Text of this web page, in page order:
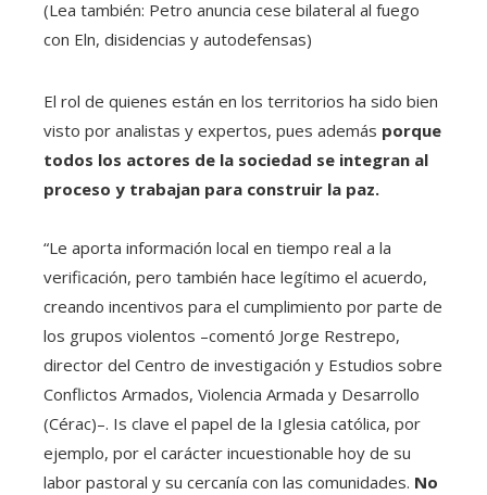
(Lea también: Petro anuncia cese bilateral al fuego
con Eln, disidencias y autodefensas)
El rol de quienes están en los territorios ha sido bien
visto por analistas y expertos, pues además porque
todos los actores de la sociedad se integran al
proceso y trabajan para construir la paz.
“Le aporta información local en tiempo real a la
verificación, pero también hace legítimo el acuerdo,
creando incentivos para el cumplimiento por parte de
los grupos violentos –comentó Jorge Restrepo,
director del Centro de investigación y Estudios sobre
Conflictos Armados, Violencia Armada y Desarrollo
(Cérac)–. Is clave el papel de la Iglesia católica, por
ejemplo, por el carácter incuestionable hoy de su
labor pastoral y su cercanía con las comunidades. No